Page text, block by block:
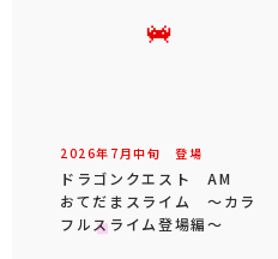
2026年 7 月中旬 登場
ドラゴンクエスト AM
おてだまスライム ～カラ
フルスライム登場編～